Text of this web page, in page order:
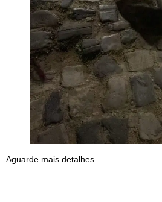
Aguarde mais detalhes.